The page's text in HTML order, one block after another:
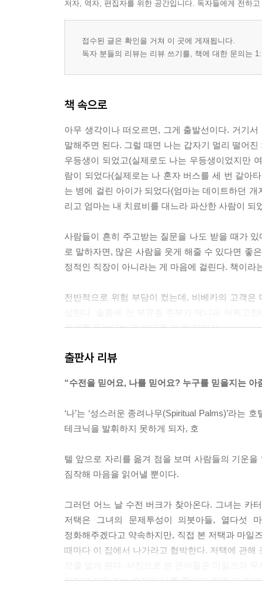
저자, 역자, 편집자를 위한 공간입니다. 독자들에게 전하
접수된 글은 확인을 거쳐 이 곳에 게재됩니다.
독자 분들의 리뷰는 리뷰 쓰기를, 책에 대한 문의는
책 속으로
아무 생각이나 떠오르면, 그게 출발선이다. 거기
말해주면 된다. 그럴 때면 나는 갑자기 멀리 떨어진
우등생이 되었고(실제로도 나는 우등생이었지만
람이 되었다(실제로는 나 혼자 버스를 세 번 갈아
는 병에 걸린 아이가 되었다(엄마는 데이트하던
리고 엄마는 내 치료비를 대느라 파산한 사람이 되
사람들이 흔히 주고받는 질문을 나도 받을 때가
로 말하자면, 많은 사람을 웃게 해줄 수 있다면 좋
정적인 직장이 아니라는 게 마음에 걸린다. 책이
전반적으로 위험 부담이 컸는데, 비베카의 고객
운세를 듣는다는 건 더더욱 안 될 말이지.
싶어 하는 사람들이다. 우리는 가게 안내 데스크
하지만 참 너무하지 않은가. 이들은 도심에 큰 저
는 건 대개 시간이 남아돈다는 뜻이다. 진짜다. 내
다는 뜻이다. --- p.21
사람들은 대개 자신의 냄새는 무엇인지, 기운은
한 말로 들리지 않았으면 좋겠네요. 음…… 아무래
그 집은 숨어 있었다. 줄줄이 늘어선 네모난 요즘
생하고 빈틈없는 모습이었다. 건물 정면 전체가
게다가 대문은 실제 사람 크기로 조각된 두 천사
출판사 리뷰
“수전을 믿어요, 나를 믿어요? 누구를 믿을지는 아
‘나’는 ‘성스러운 종려나무(Spiritual Palms)’라는
테크닉을 발휘하지 못하게 되자, 호
텔 앞으로 자리를 옮겨 점을 보며 사람들의 기운
짐작해 마음을 읽어낼 뿐이다.
그러던 어느 날 수전 버크가 찾아온다. 그녀는 카
저택은 그녀의 문제투성이 의붓아들, 열다섯
정화해주겠다고 약속하지만, 직접 본 저택과 마일
때마다 이 집에서 나가라고 협박한다. 저택에 관
하지만 마일즈는 수전이 나를 죽이기 위해 이 집